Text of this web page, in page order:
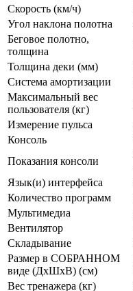
Скорость (км/ч)
Угол наклона полотна
Беговое полотно,
толщина
Толщина деки (мм)
Система амортизации
Максимальный вес
пользователя (кг)
Измерение пульса
Консоль
Показания консоли
Язык(и) интерфейса
Количество программ
Мультимедиа
Вентилятор
Складывание
Размер в СОБРАННОМ
виде (ДхШхВ) (см)
Вес тренажера (кг)